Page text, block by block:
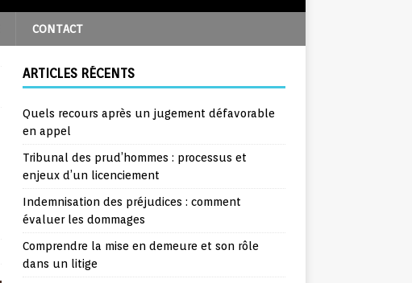
CONTACT
ARTICLES RÉCENTS
Quels recours après un jugement défavorable
en appel
Tribunal des prud’hommes : processus et
enjeux d’un licenciement
Indemnisation des préjudices : comment
évaluer les dommages
Comprendre la mise en demeure et son rôle
dans un litige